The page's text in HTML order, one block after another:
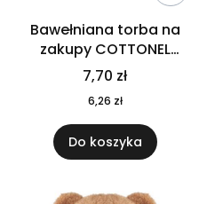
Bawełniana torba na
zakupy COTTONEL
COLOUR++ MO9846-11
7,70 zł
6,26 zł
Do koszyka